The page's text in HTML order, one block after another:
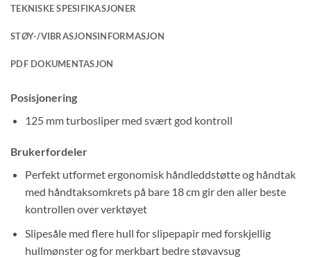
TEKNISKE SPESIFIKASJONER
STØY-/VIBRASJONSINFORMASJON
PDF DOKUMENTASJON
Posisjonering
125 mm turbosliper med svært god kontroll
Brukerfordeler
Perfekt utformet ergonomisk håndleddstøtte og håndtak
med håndtaksomkrets på bare 18 cm gir den aller beste
kontrollen over verktøyet
Slipesåle med flere hull for slipepapir med forskjellig
hullmønster og for merkbart bedre støvavsug